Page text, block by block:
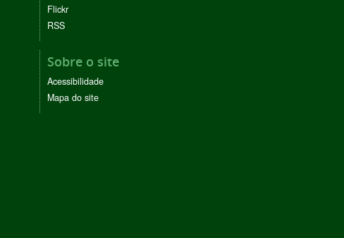
Flickr
RSS
Sobre o site
Acessibilidade
Mapa do site